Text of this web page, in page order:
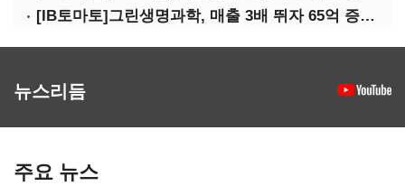
[IB토마토]그린생명과학, 매출 3배 뛰자 65억 증설…상위 2곳 의존도 82%
뉴스리듬
주요 뉴스